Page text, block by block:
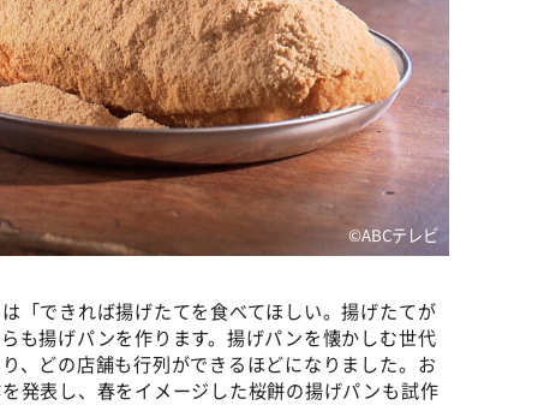
©ABCテレビ
できれば揚げたてを食べてほしい。揚げたてが
も揚げパンを作ります。揚げパンを懐かしむ世代
、どの店舗も行列ができるほどになりました。お
発表し、春をイメージした桜餅の揚げパンも試作